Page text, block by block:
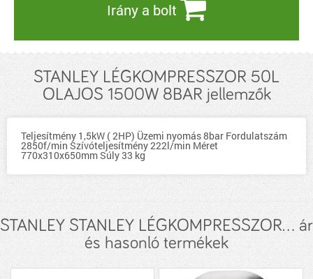
Irány a bolt
STANLEY LÉGKOMPRESSZOR 50L
OLAJOS 1500W 8BAR jellemzők
Teljesítmény 1,5kW ( 2HP) Üzemi nyomás 8bar Fordulatszám
2850f/min Szívóteljesítmény 222l/min Méret
770x310x650mm Súly 33 kg
STANLEY STANLEY LÉGKOMPRESSZOR... ár
és hasonló termékek